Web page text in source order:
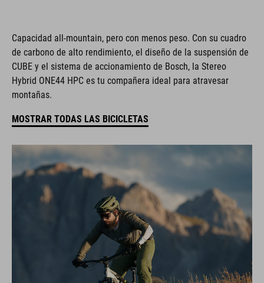
Capacidad all-mountain, pero con menos peso. Con su cuadro
de carbono de alto rendimiento, el diseño de la suspensión de
CUBE y el sistema de accionamiento de Bosch, la Stereo
Hybrid ONE44 HPC es tu compañera ideal para atravesar
montañas.
MOSTRAR TODAS LAS BICICLETAS